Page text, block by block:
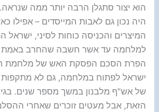
הוא יצור סתגלן הרבה יותר ממה
היה נכון גם לאבות המייסדים – אפילו
המיצרים והכניסה כוחות לסיני, ישראל
למלחמה עד אשר חשבה שהחרב באמת
הפרת הסכם הפסקת האש של מלחמת
ישראל לפתוח במלחמה, גם לא מתקפות
של אש"ף מלבנון במשך מספר שנים.